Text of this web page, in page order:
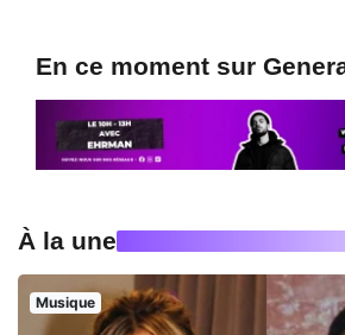
En ce moment sur
À la une
Musique